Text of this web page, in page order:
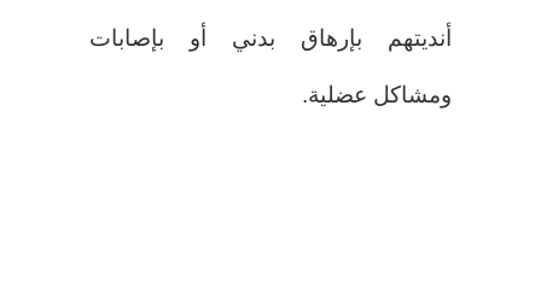
أنديتهم بإرهاق بدني أو بإصابات
ومشاكل عضلية.